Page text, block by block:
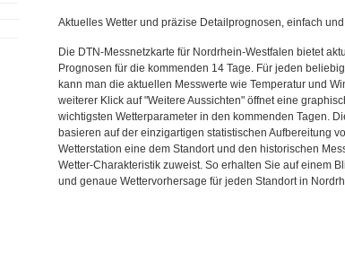
Aktuelles Wetter und präzise Detailprognosen, einfach
Die DTN-Messnetzkarte für Nordrhein-Westfalen bietet
Prognosen für die kommenden 14 Tage. Für jeden
kann man die aktuellen Messwerte wie Temperatur und
weiterer Klick auf "Weitere Aussichten" öffnet eine
wichtigsten Wetterparameter in den kommenden Tagen.
basieren auf der einzigartigen statistischen Aufbereitung
Wetterstation eine dem Standort und den historischen
Wetter-Charakteristik zuweist. So erhalten Sie auf einem
und genaue Wettervorhersage für jeden Standort in